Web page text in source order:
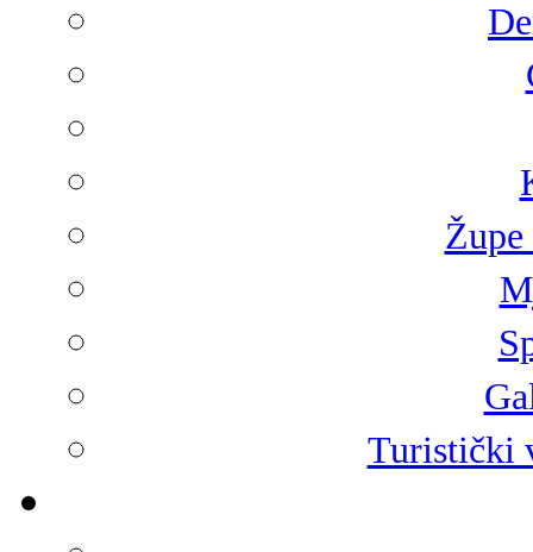
Turistički